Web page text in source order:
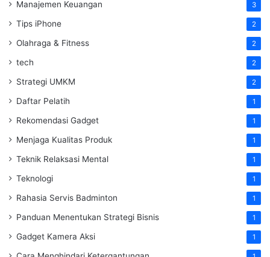
Manajemen Keuangan 3
Tips iPhone 2
Olahraga & Fitness 2
tech 2
Strategi UMKM 2
Daftar Pelatih 1
Rekomendasi Gadget 1
Menjaga Kualitas Produk 1
Teknik Relaksasi Mental 1
Teknologi 1
Rahasia Servis Badminton 1
Panduan Menentukan Strategi Bisnis 1
Gadget Kamera Aksi 1